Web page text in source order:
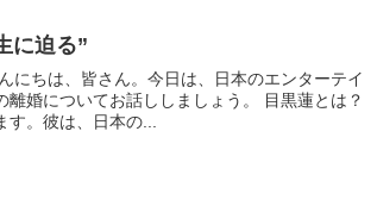
に迫る”
いてお話ししましょう。 目黒蓮とは？
。彼は、日本の...